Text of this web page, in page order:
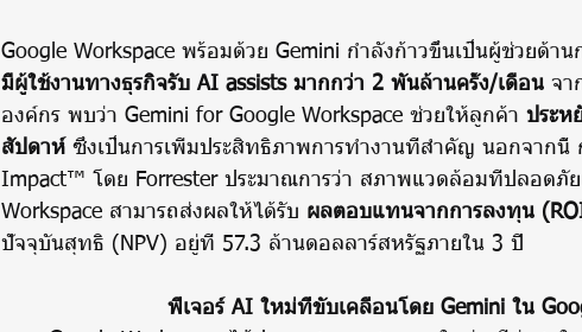
Google Workspace พร้อมด้วย Gemini กำลังก้าวขึ้นเป็นผู้ช่วยด้า
มีผู้ใช้งานทางธุรกิจรับ AI assists มากกว่า 2 พันล้านครั้ง/เดือน จา
องค์กร พบว่า Gemini for Google Workspace ช่วยให้ลูกค้า ประห
สัปดาห์ ซึ่งเป็นการเพิ่มประสิทธิภาพการทำงานที่สำคัญ นอกจากนี้
Impact™ โดย Forrester ประมาณการว่า สภาพแวดล้อมที่ปลอดภั
Workspace สามารถส่งผลให้ได้รับ ผลตอบแทนจากการลงทุน
ปัจจุบันสุทธิ (NPV) อยู่ที่ 57.3 ล้านดอลลาร์สหรัฐภายใน 3 ปี
ฟีเจอร์ AI ใหม่ที่ขับเคลื่อนโดย Gemini ใน